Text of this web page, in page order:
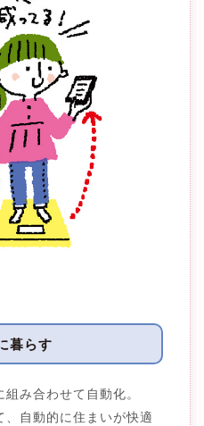
暮らす
み合わせて自動化。
、自動的に住まいが快適